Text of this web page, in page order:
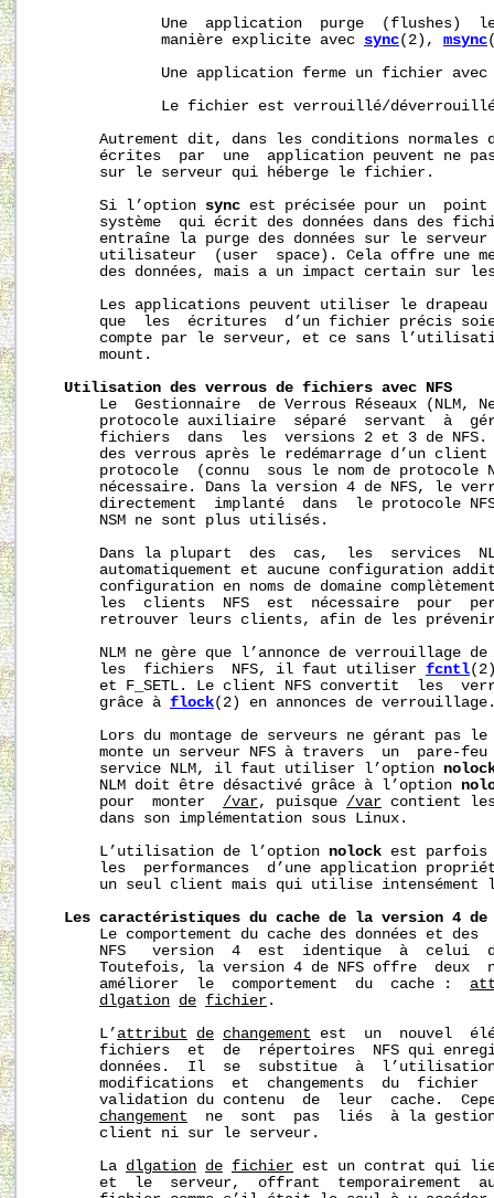
Une  application  purge  (flushes)
              manière explicite avec
sync(2), msync
Une application ferme un fichier
Le fichier est verrouillé/
Autrement dit, dans les conditions normales
écrites  par  une  application peuvent ne
       sur le serveur qui héberge le fichier.
       Si l’option
sync est précisée pour un
système  qui écrit des données dans des
entraîne la purge des données sur le
utilisateur  (user  space). Cela offre une
des données, mais a un impact certain sur
Les applications peuvent utiliser le
que  les  écritures  d’un fichier précis
compte par le serveur, et ce sans
       mount.
Utilisation des verrous de fichiers avec
NFS
Le  Gestionnaire  de Verrous Réseaux (NLM,
protocole auxiliaire  séparé  servant  à
fichiers  dans  les  versions 2 et 3 de
des verrous après le redémarrage d’un
protocole  (connu  sous le nom de protocole
nécessaire. Dans la version 4 de NFS, le
directement  implanté  dans  le protocole
       NSM ne sont plus utilisés.
Dans la plupart  des  cas,  les  services
automatiquement et aucune configuration
configuration en noms de domaine
les  clients  NFS  est  nécessaire  pour
retrouver leurs clients, afin de les
NLM ne gère que l’annonce de verrouillage
       les  fichiers  NFS, il faut utiliser
fcntl
et F_SETL. Le client NFS convertit  les
       grâce à
flock(2) en annonces de
Lors du montage de serveurs ne gérant pas
monte un serveur NFS à travers  un  pare-
       service NLM, il faut utiliser l’option
       NLM doit être désactivé grâce à l’option
       pour  monter
/var, puisque /var contient
       dans son implémentation sous Linux.
       L’utilisation de l’option
nolock est parfois
les  performances  d’une application
un seul client mais qui utilise intensément
Les caractéristiques du cache de la version 4 de
Le comportement du cache des données et des
NFS   version  4  est  identique  à  celui
Toutefois, la version 4 de NFS offre  deux
       améliorer  le  comportement  du  cache :
d lgation de fichier .
       L’
attribut de changement est  un  nouvel
fichiers  et  de  répertoires  NFS qui
données.  Il  se  substitue  à
modifications  et  changements  du  fichier
validation du contenu  de  leur  cache.
changement
ne  sont  pas  liés  à la
       client ni sur le serveur.
       La
d lgation de fichier est un contrat qui
et  le  serveur,  offrant  temporairement